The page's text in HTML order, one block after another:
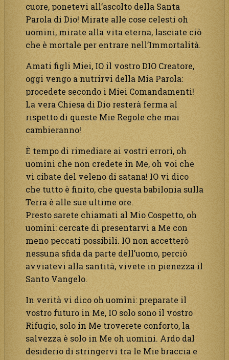
cuore, ponetevi all’ascolto della Santa
Parola di Dio! Mirate alle cose celesti oh
uomini, mirate alla vita eterna, lasciate ciò
che è mortale per entrare nell’Immortalità.
Amati figli Miei, IO il vostro DIO Creatore,
oggi vengo a nutrirvi della Mia Parola:
procedete secondo i Miei Comandamenti!
La vera Chiesa di Dio resterà ferma al
rispetto di queste Mie Regole che mai
cambieranno!
È tempo di rimediare ai vostri errori, oh
uomini che non credete in Me, oh voi che
vi cibate del veleno di satana! IO vi dico
che tutto è finito, che questa babilonia sulla
Terra è alle sue ultime ore.
Presto sarete chiamati al Mio Cospetto, oh
uomini: cercate di presentarvi a Me con
meno peccati possibili. IO non accetterò
nessuna sfida da parte dell’uomo, perciò
avviatevi alla santità, vivete in pienezza il
Santo Vangelo.
In verità vi dico oh uomini: preparate il
vostro futuro in Me, IO solo sono il vostro
Rifugio, solo in Me troverete conforto, la
salvezza è solo in Me oh uomini. Ardo dal
desiderio di stringervi tra le Mie braccia e